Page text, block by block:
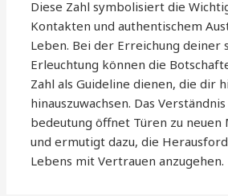
Diese Zahl symbolisiert die
Kontakten und authentischem
Leben. Bei der Erreichung deiner
Erleuchtung können die
Zahl als Guideline dienen, die dir
hinauszuwachsen. Das
bedeutung öffnet Türen zu neuen
und ermutigt dazu, die
Lebens mit Vertrauen anzugehen.